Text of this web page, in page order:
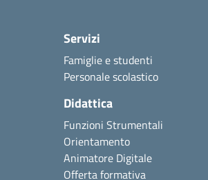
Servizi
Famiglie e studenti
Personale scolastico
Didattica
Funzioni Strumentali
Orientamento
Animatore Digitale
Offerta formativa